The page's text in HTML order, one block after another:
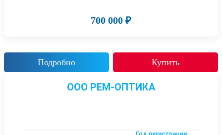
700 000 ₽
Подробно Купить
ООО РЕМ-ОПТИКА